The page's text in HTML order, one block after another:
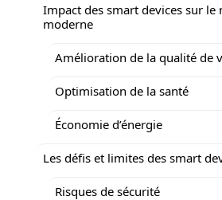
Impact des smart devices sur le
moderne
Amélioration de la qualité de
Optimisation de la santé
Économie d’énergie
Les défis et limites des smart
Risques de sécurité